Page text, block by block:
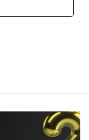
de contenu
SEA 📈, ou
et la construction
je vous
initial à